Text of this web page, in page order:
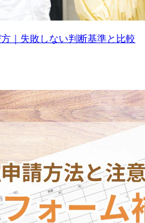
｜失敗しない判断基準と比較